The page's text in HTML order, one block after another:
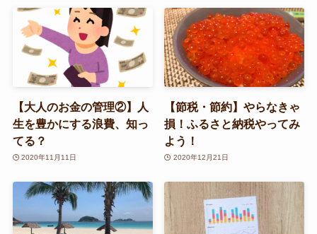
【大人のお金の管理②】人
生を豊かにする浪費、知っ
てる？
2020年11月11日
【節税・節約】やらなきゃ
損！ふるさと納税やってみ
よう！
2020年12月21日